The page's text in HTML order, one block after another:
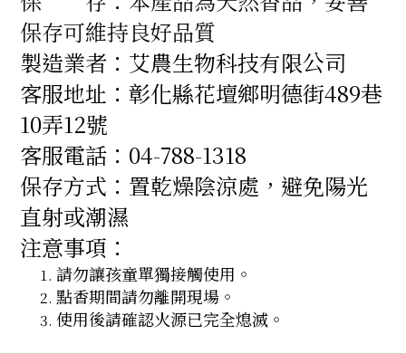
保存可維持良好品質
製造業者 ： 艾農生物科技有限公司
客服地址： 彰化縣花壇鄉明德街489巷
10弄12號
客服電話： 04-788-1318
保存方式： 置乾燥陰涼處，避免陽光
直射或潮濕
注意事項：
請勿讓孩童單獨接觸使用。
點香期間請勿離開現場。
使用後請確認火源已完全熄滅。